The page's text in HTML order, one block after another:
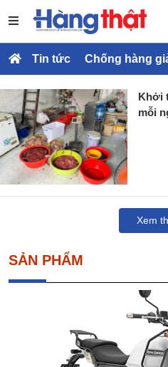
Tin tức Chống hàng
Khởi
mỗi
Xem
SẢN PHẨM